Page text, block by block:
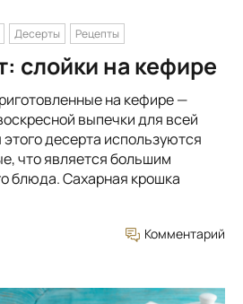
Десерты Рецепты
слойки на кефире
на кефире —
выпечки для всей
десерта используются
что является большим
блюда. Сахарная крошка
Комментарий